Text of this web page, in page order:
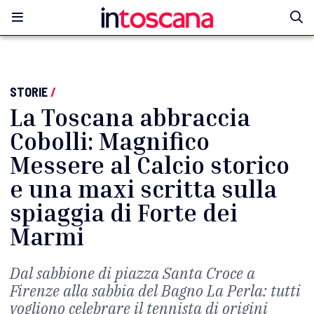
STORIE/
La Toscana abbraccia
Cobolli: Magnifico
Messere al Calcio storico
e una maxi scritta sulla
spiaggia di Forte dei
Marmi
Dal sabbione di piazza Santa Croce a
Firenze alla sabbia del Bagno La Perla: tutti
vogliono celebrare il tennista di origini